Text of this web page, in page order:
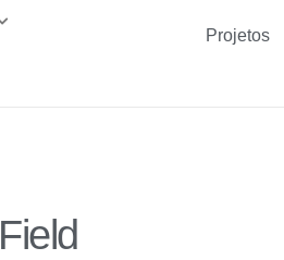
Projetos
Field